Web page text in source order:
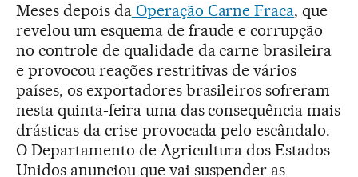
Meses depois daOperação Carne Fraca, que
revelou um esquema de fraude e corrupção
no controle de qualidade da carne brasileira
e provocou reações restritivas de vários
países, os exportadores brasileiros sofreram
nesta quinta-feira uma das consequência mais
drásticas da crise provocada pelo escândalo.
O Departamento de Agricultura dos Estados
Unidos anunciou que vai suspender as